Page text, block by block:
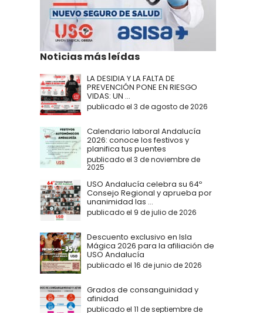
Noticias más leídas
LA DESIDIA Y LA FALTA DE
PREVENCIÓN PONE EN RIESGO
VIDAS: UN ...
publicado el 3 de agosto de 2026
Calendario laboral Andalucía
2026: conoce los festivos y
planifica tus puentes
publicado el 3 de noviembre de
2025
USO Andalucía celebra su 64º
Consejo Regional y aprueba por
unanimidad las ...
publicado el 9 de julio de 2026
Descuento exclusivo en Isla
Mágica 2026 para la afiliación de
USO Andalucía
publicado el 16 de junio de 2026
Grados de consanguinidad y
afinidad
publicado el 11 de septiembre de